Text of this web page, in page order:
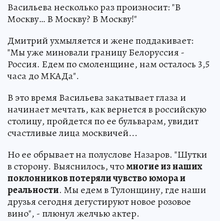
Васильева несколько раз произносит: "В
Москву… В Москву? В Москву!"
Дмитрий ухмыляется и жене поддакивает:
"Мы уже миновали границу Белоруссия -
Россия. Едем по смоленщине, нам осталось 3,5
часа до МКАДа".
В это время Васильева закатывает глаза и
начинает мечтать, как вернется в российскую
столицу, пройдется по ее бульварам, увидит
счастливые лица москвичей...
Но ее обрывает на полуслове Назаров. "Шутки
в сторону. Выяснилось, чтомногие из наших
поклонников потеряли чувство юмора и
реальности. Мы едем в Тулонщину, где наши
друзья сегодня дегустируют новое розовое
вино", - плюнул желчью актер.